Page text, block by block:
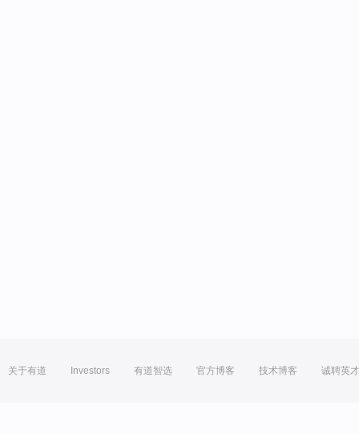
关于有道 Investors 有道智选 官方博客 技术博客 诚聘英才